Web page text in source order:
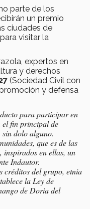
parte de los
un premio
ciudades de
visitar la
expertos en
y derechos
(Sociedad Civil con
y defensa
para participar en
fin principal de
dolo alguno.
que es de las
inspirados en ellas, un
Indautor.
créditos del grupo, etnia
la Ley de
de Doria del